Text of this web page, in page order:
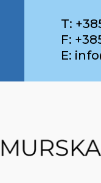
T:
F:
E: